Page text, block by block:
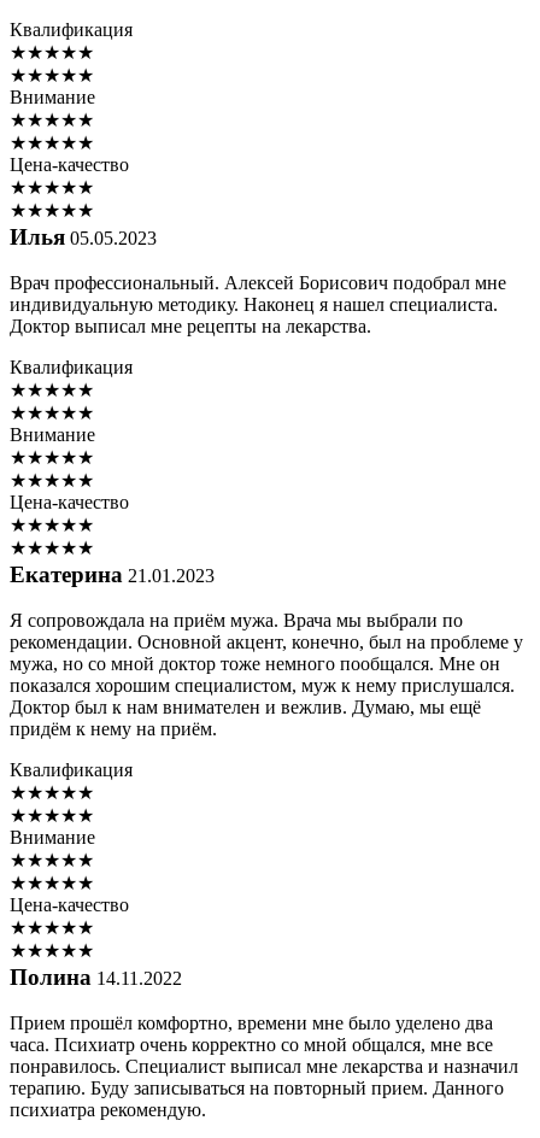
Квалификация
★★★★★
★★★★★
Внимание
★★★★★
★★★★★
Цена-качество
★★★★★
★★★★★
Илья 05.05.2023
Врач профессиональный. Алексей Борисович подобрал мне
индивидуальную методику. Наконец я нашел специалиста.
Доктор выписал мне рецепты на лекарства.
Квалификация
★★★★★
★★★★★
Внимание
★★★★★
★★★★★
Цена-качество
★★★★★
★★★★★
Екатерина 21.01.2023
Я сопровождала на приём мужа. Врача мы выбрали по
рекомендации. Основной акцент, конечно, был на проблеме у
мужа, но со мной доктор тоже немного пообщался. Мне он
показался хорошим специалистом, муж к нему прислушался.
Доктор был к нам внимателен и вежлив. Думаю, мы ещё
придём к нему на приём.
Квалификация
★★★★★
★★★★★
Внимание
★★★★★
★★★★★
Цена-качество
★★★★★
★★★★★
Полина 14.11.2022
Прием прошёл комфортно, времени мне было уделено два
часа. Психиатр очень корректно со мной общался, мне все
понравилось. Специалист выписал мне лекарства и назначил
терапию. Буду записываться на повторный прием. Данного
психиатра рекомендую.